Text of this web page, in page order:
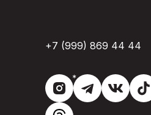
+7 (999) 869 44 44
*